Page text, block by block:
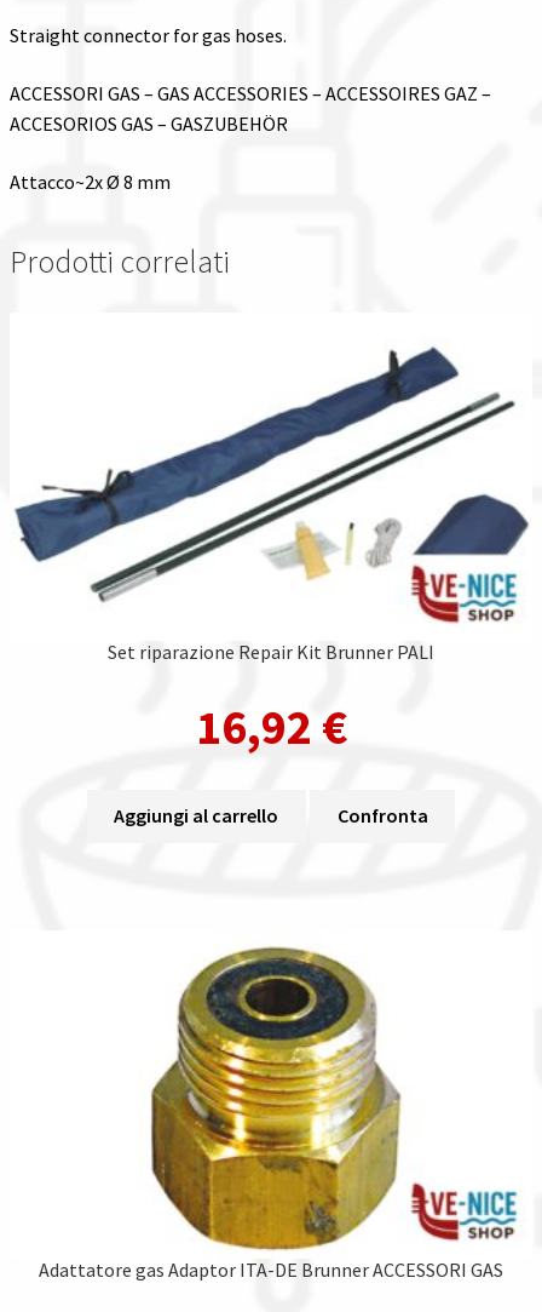
Straight connector for gas hoses.
ACCESSORI GAS – GAS ACCESSORIES – ACCESSOIRES GAZ –
ACCESORIOS GAS – GASZUBEHÖR
Attacco~2x Ø 8 mm
Prodotti correlati
Set riparazione Repair Kit Brunner PALI
16,92 €
Aggiungi al carrello Confronta
Adattatore gas Adaptor ITA-DE Brunner ACCESSORI GAS